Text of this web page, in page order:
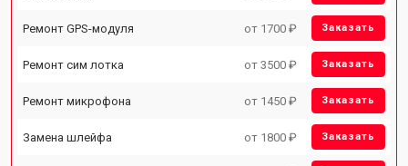
Ремонт GPS-модуля от 1700 ₽ Заказать
Ремонт сим лотка от 3500 ₽ Заказать
Ремонт микрофона от 1450 ₽ Заказать
Замена шлейфа от 1800 ₽ Заказать